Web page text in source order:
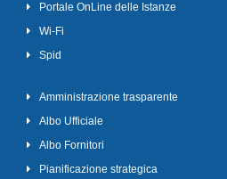
Portale OnLine delle Istanze
Wi-Fi
Spid
Amministrazione trasparente
Albo Ufficiale
Albo Fornitori
Pianificazione strategica